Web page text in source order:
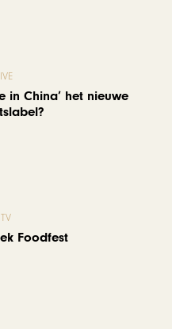
in China’ het nieuwe
Foodfest